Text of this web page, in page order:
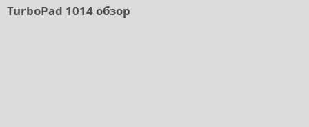
TurboPad 1014 обзор